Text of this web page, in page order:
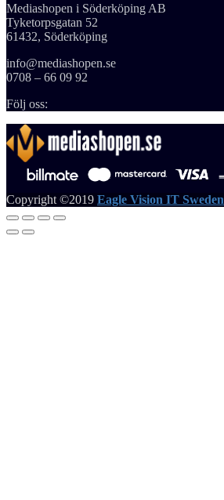
Mediashopen i Söderköping AB
Tyketorpsgatan 52
61432, Söderköping
info@mediashopen.se
0708 – 66 09 92
Följ oss:
Copyright ©2019 Eagle Vision IT Sweden